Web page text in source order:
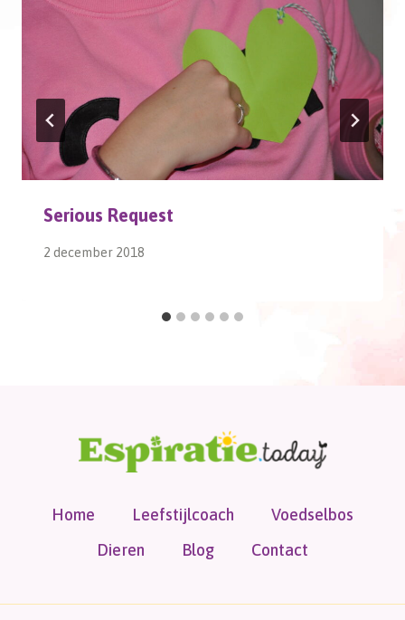
Serious Request
2 december 2018
Home Leefstijlcoach
Voedselbos
Dieren
Blog Contact